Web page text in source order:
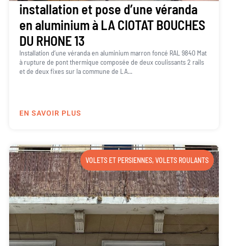
installation et pose d’une véranda
en aluminium à LA CIOTAT BOUCHES
DU RHONE 13
Installation d’une véranda en aluminium marron foncé RAL 9840 Mat
à rupture de pont thermique composée de deux coulissants 2 rails
et de deux fixes sur la commune de LA...
EN SAVOIR PLUS
VOLETS ET PERSIENNES,VOLETS ROULANTS